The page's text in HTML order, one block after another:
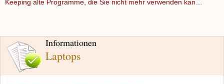
Informationen
Laptops